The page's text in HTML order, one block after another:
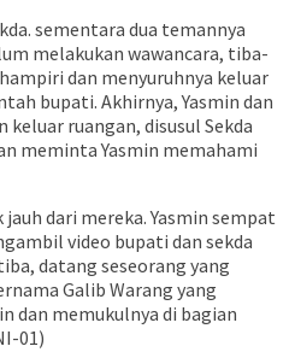
sementara dua temannya
melakukan wawancara, tiba-
dan menyuruhnya keluar
bupati. Akhirnya, Yasmin dan
ruangan, disusul Sekda
meminta Yasmin memahami
dari mereka. Yasmin sempat
video bupati dan sekda
datang seseorang yang
Galib Warang yang
dan memukulnya di bagian
01)